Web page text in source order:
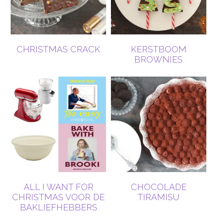
CHRISTMAS CRACK
KERSTBOOM
BROWNIES
ALL I WANT FOR
CHRISTMAS VOOR DE
BAKLIEFHEBBERS
CHOCOLADE
TIRAMISU